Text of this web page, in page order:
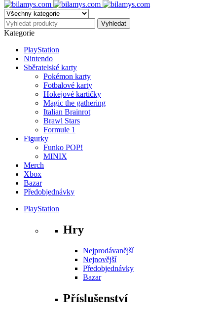
Kategorie
PlayStation
Nintendo
Sběratelské karty
Pokémon karty
Fotbalové karty
Hokejové kartičky
Magic the gathering
Italian Brainrot
Brawl Stars
Formule 1
Figurky
Funko POP!
MINIX
Merch
Xbox
Bazar
Předobjednávky
PlayStation
Hry
Nejprodávanější
Nejnovější
Předobjednávky
Bazar
Příslušenství